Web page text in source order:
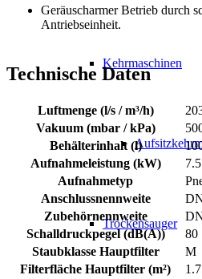
Kehrmaschinen
Trockensauger
Geräuscharmer Betrieb durch
Antriebseinheit.
Technische Daten
Luftmenge (l/s / m³/h)
Vakuum (mbar / kPa)
Behälterinhalt (l)
Aufnahmeleistung (kW)
7.5
Aufnahmetyp
Anschlussnennweite
Zubehörnennweite
Schalldruckpegel (dB(A))
80
Staubklasse Hauptfilter
M
Filterfläche Hauptfilter (m²)